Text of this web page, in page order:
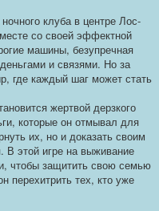
клуба в центре Лос-
со своей эффектной
машины, безупречная
и связями. Но за
где каждый шаг может стать
жертвой дерзкого
которые он отмывал для
их, но и доказать своим
В этой игре на выживание
чтобы защитить свою семью
перехитрить тех, кто уже